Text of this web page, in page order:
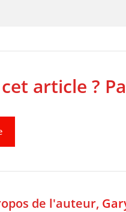
article ?
de l'auteur,